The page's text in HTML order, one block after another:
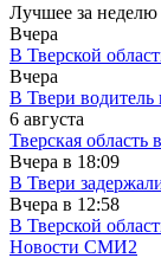
Лучшее за неделю
Вчера
В Тверской
Вчера
В Твери водитель
6 августа
Тверская
Вчера в 18:09
В Твери
Вчера в 12:58
В Тверской
Новости СМИ2